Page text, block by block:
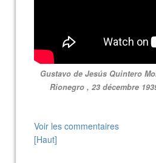
Gustavo de Jesús Quintero
Rionegro , 23 décembre
Voir les commentaires
[Haut]